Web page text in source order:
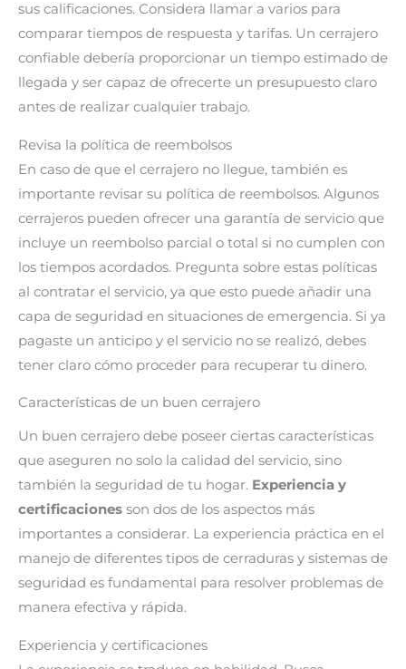
sus calificaciones. Considera llamar a varios para
comparar tiempos de respuesta y tarifas. Un cerrajero
confiable debería proporcionar un tiempo estimado de
llegada y ser capaz de ofrecerte un presupuesto claro
antes de realizar cualquier trabajo.
Revisa la política de reembolsos
En caso de que el cerrajero no llegue, también es
importante revisar su política de reembolsos. Algunos
cerrajeros pueden ofrecer una garantía de servicio que
incluye un reembolso parcial o total si no cumplen con
los tiempos acordados. Pregunta sobre estas políticas
al contratar el servicio, ya que esto puede añadir una
capa de seguridad en situaciones de emergencia. Si ya
pagaste un anticipo y el servicio no se realizó, debes
tener claro cómo proceder para recuperar tu dinero.
Características de un buen cerrajero
Un buen cerrajero debe poseer ciertas características
que aseguren no solo la calidad del servicio, sino
también la seguridad de tu hogar. Experiencia y
certificaciones son dos de los aspectos más
importantes a considerar. La experiencia práctica en el
manejo de diferentes tipos de cerraduras y sistemas de
seguridad es fundamental para resolver problemas de
manera efectiva y rápida.
Experiencia y certificaciones